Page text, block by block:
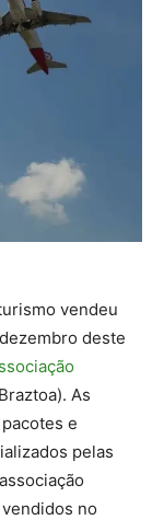
vendeu
deste
As
e
pelas
no